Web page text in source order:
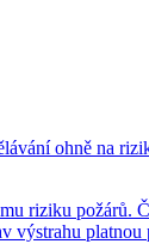
ohně na
riziku požárů.
výstrahu platnou